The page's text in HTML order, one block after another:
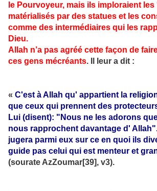
le Pourvoyeur, mais ils imploraient les
matérialisés par des statues et les
comme des intermédiaires qui les
Dieu.
Allah n’a pas agréé cette façon de
ces gens mécréants. Il leur a dit :
« C'est à Allah qu' appartient la
que ceux qui prennent des
Lui (disent): "Nous ne les adorons
nous rapprochent davantage d'
jugera parmi eux sur ce en quoi ils
guide pas celui qui est menteur et
(sourate AzZoumar[39], v3).